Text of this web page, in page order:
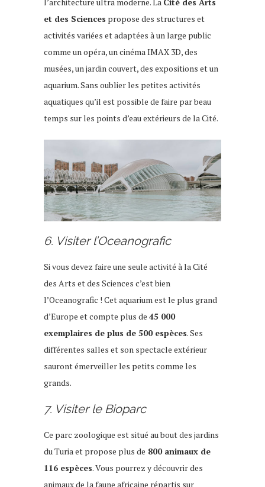
l’architecture ultra moderne. La Cité des Arts
et des Sciences propose des structures et
activités variées et adaptées à un large public
comme un opéra, un cinéma IMAX 3D, des
musées, un jardin couvert, des expositions et un
aquarium. Sans oublier les petites activités
aquatiques qu’il est possible de faire par beau
temps sur les points d’eau extérieurs de la Cité.
6. Visiter l’Oceanografic
Si vous devez faire une seule activité à la Cité
des Arts et des Sciences c’est bien
l’Oceanografic ! Cet aquarium est le plus grand
d’Europe et compte plus de 45 000
exemplaires de plus de 500 espèces. Ses
différentes salles et son spectacle extérieur
sauront émerveiller les petits comme les
grands.
7. Visiter le Bioparc
Ce parc zoologique est situé au bout des jardins
du Turia et propose plus de 800 animaux de
116 espèces. Vous pourrez y découvrir des
animaux de la faune africaine répartis sur